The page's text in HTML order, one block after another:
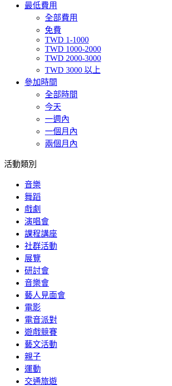
最低費用
全部費用
免費
TWD 1-1000
TWD 1000-2000
TWD 2000-3000
TWD 3000 以上
參加時間
全部時間
今天
一週內
一個月內
兩個月內
活動類別
音樂
舞蹈
戲劇
演唱會
課程講座
社群活動
展覽
研討會
音樂會
藝人見面會
電影
電音派對
遊戲競賽
藝文活動
親子
運動
交通旅遊